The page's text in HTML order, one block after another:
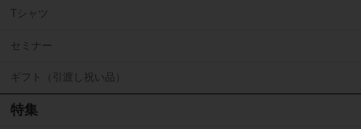
Tシャツ
セミナー
ギフト（引渡し祝い品）
特集